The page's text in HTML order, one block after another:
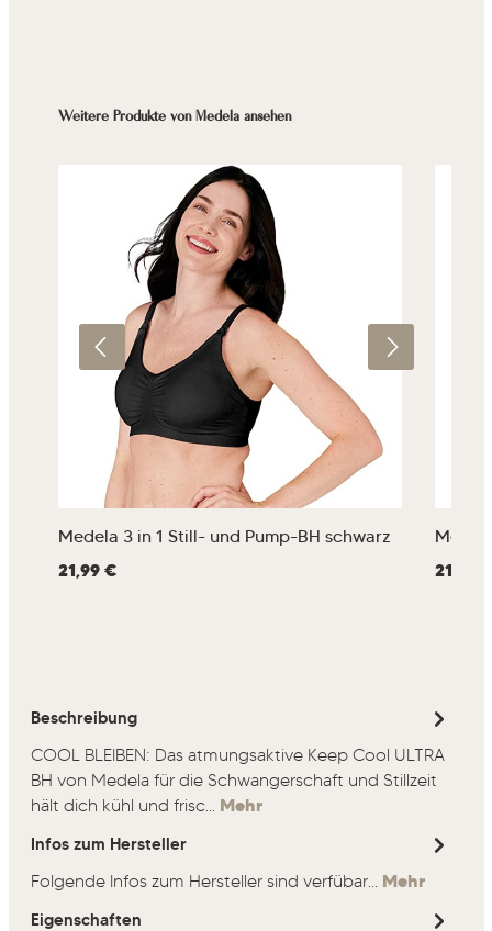
Produktgalerie überspringen
Weitere Produkte von Medela ansehen
Medela 3 in 1 Still- und Pump-BH schwarz
Regulärer Preis:
21,99 € 21,99 €
Beschreibung
COOL BLEIBEN: Das atmungsaktive Keep Cool ULTRA
BH von Medela für die Schwangerschaft und Stillzeit
hält dich kühl und frisc… Mehr
Infos zum Hersteller
Folgende Infos zum Hersteller sind verfübar... Mehr
Eigenschaften